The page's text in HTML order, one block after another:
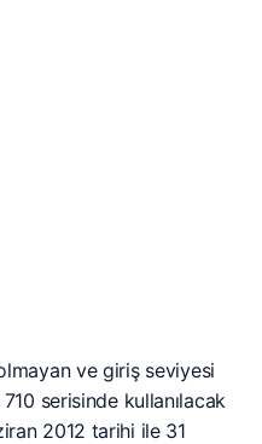
ve giriş seviyesi
serisinde kullanılacak
2012 tarihi ile 31